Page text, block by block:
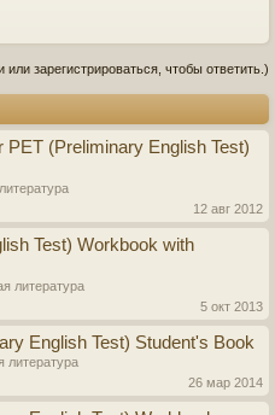
зарегистрироваться, чтобы ответить.)
(Preliminary English Test)
12 авг 2012
Test) Workbook with
литература
5 окт 2013
English Test) Student's Book
литература
26 мар 2014